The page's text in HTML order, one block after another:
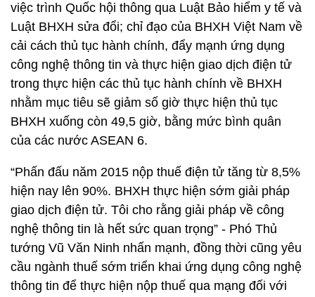
việc trình Quốc hội thông qua Luật Bảo hiểm y tế và
Luật BHXH sửa đổi; chỉ đạo của BHXH Việt Nam về
cải cách thủ tục hành chính, đẩy mạnh ứng dụng
công nghệ thông tin và thực hiện giao dịch điện tử
trong thực hiện các thủ tục hành chính về BHXH
nhằm mục tiêu sẽ giảm số giờ thực hiện thủ tục
BHXH xuống còn 49,5 giờ, bằng mức bình quân
của các nước ASEAN 6.
“Phấn đấu năm 2015 nộp thuế điện tử tăng từ 8,5%
hiện nay lên 90%. BHXH thực hiện sớm giải pháp
giao dịch điện tử. Tôi cho rằng giải pháp về công
nghệ thông tin là hết sức quan trọng” - Phó Thủ
tướng Vũ Văn Ninh nhấn mạnh, đồng thời cũng yêu
cầu ngành thuế sớm triển khai ứng dụng công nghệ
thông tin để thực hiện nộp thuế qua mạng đối với